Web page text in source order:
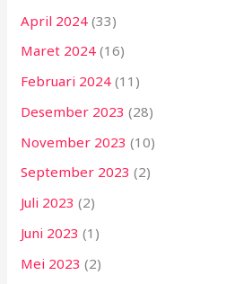
April 2024 (33)
Maret 2024 (16)
Februari 2024 (11)
Desember 2023 (28)
November 2023 (10)
September 2023 (2)
Juli 2023 (2)
Juni 2023 (1)
Mei 2023 (2)